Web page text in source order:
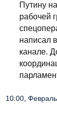
Путину
рабочей
написал
канале.
10:00,